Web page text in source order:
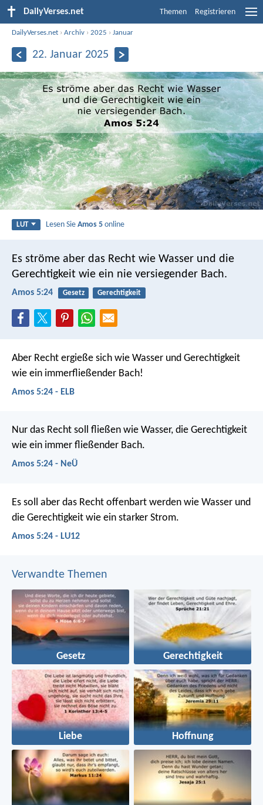
DailyVerses.net Themen Registrieren
DailyVerses.net ›Archiv ›2025 ›Januar
22. Januar 2025
LUT Lesen SieAmos 5 online
Es ströme aber das Recht wie Wasser und die
Gerechtigkeit wie ein nie versiegender Bach.
Amos 5:24 Gesetz Gerechtigkeit
Aber Recht ergieße sich wie Wasser und Gerechtigkeit
wie ein immerfließender Bach!
Amos 5:24 - ELB
Nur das Recht soll fließen wie Wasser, die Gerechtigkeit
wie ein immer fließender Bach.
Amos 5:24 - NeÜ
Es soll aber das Recht offenbart werden wie Wasser und
die Gerechtigkeit wie ein starker Strom.
Amos 5:24 - LU12
Verwandte Themen
Gesetz Gerechtigkeit
Liebe Hoffnung